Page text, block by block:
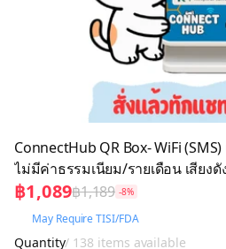
ConnectHub QR Box- WiFi (SMS)
ไม่มีค่าธรรมเนียม/รายเดือน เสียง
฿1,089฿1,189 -8%
May Require TISI/FDA
Quantity/ 138 items available